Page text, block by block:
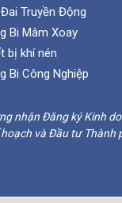
Đai Truyền Động
Bi Mâm Xoay
bị khí nén
Bi Công Nghiệp
nhận Đăng ký Kinh
hoạch và Đầu tư